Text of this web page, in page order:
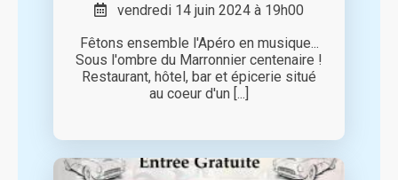
vendredi 14 juin 2024 à 19h00
Fêtons ensemble l'Apéro en musique...
Sous l'ombre du Marronnier centenaire !
Restaurant, hôtel, bar et épicerie situé
au coeur d'un [...]